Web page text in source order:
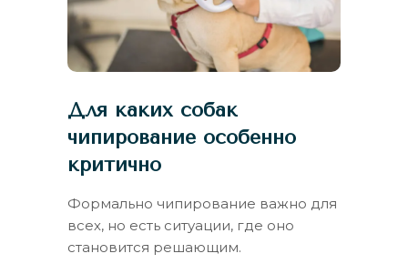
Для каких собак
чипирование особенно
критично
Формально чипирование важно для
всех, но есть ситуации, где оно
становится решающим.